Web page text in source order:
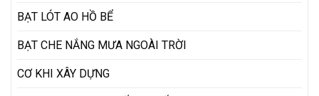
BẠT LÓT AO HỒ BỂ
BẠT CHE NẮNG MƯA NGOÀI TRỜI
CƠ KHI XÂY DỰNG